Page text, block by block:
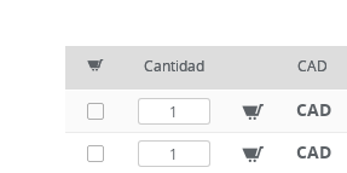
Cantidad CAD
CAD
CAD